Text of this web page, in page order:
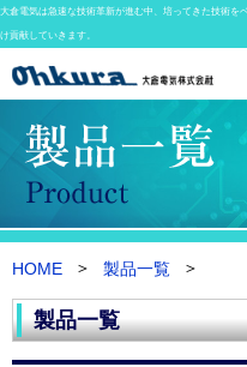
大倉電気は急速な技術革新が進む中、培ってきた技術を
け貢献していきます。
HOME 製品一覧
製品一覧